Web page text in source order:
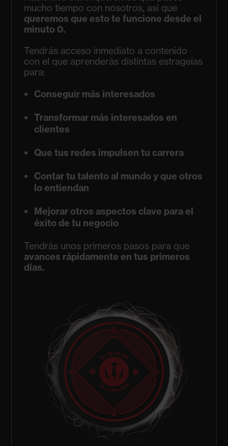
mucho tiempo con nosotros, así que
queremos que esto te funcione desde el
minuto 0.
Tendrás acceso inmediato a contenido
con el que aprenderás distintas estrageias
para:
Conseguir más interesados
Transformar más interesados en
clientes
Que tus redes impulsen tu carrera
Contar tu talento al mundo y que otros
lo entiendan
Mejorar otros aspectos clave para el
éxito de tu negocio
Tendrás unos primeros pasos para que
avances rápidamente en tus primeros
días.